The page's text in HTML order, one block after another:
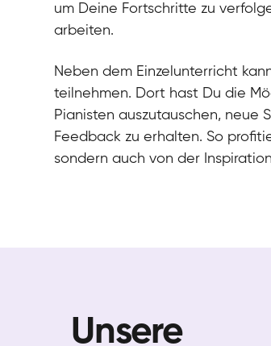
um Deine Fortschritte zu
arbeiten.
Neben dem Einzelunterricht
teilnehmen. Dort hast Du die
Pianisten auszutauschen, neue
Feedback zu erhalten. So
sondern auch von der
Unsere